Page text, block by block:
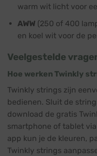
warm wit licht voor
AWW(250 of 400
en koel wit voor de
Veelgestelde
Hoe werken Twinkly
Twinkly strings zijn
bedienen. Sluit de
download de gratis
smartphone of tablet
app kun je de kleuren,
Twinkly strings